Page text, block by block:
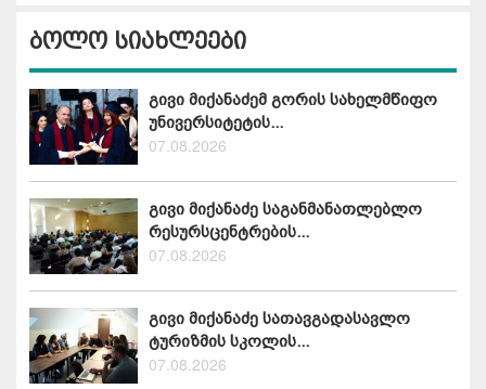
ბოლო სიახლეები
გივი მიქანაძემ გორის სახელმწიფო
უნივერსიტეტის...
07.08.2026
გივი მიქანაძე საგანმანათლებლო
რესურსცენტრების...
07.08.2026
გივი მიქანაძე სათავგადასავლო
ტურიზმის სკოლის...
07.08.2026